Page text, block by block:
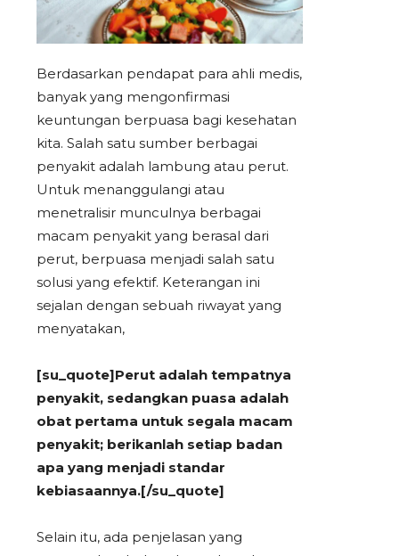
Berdasarkan pendapat para ahli medis,
banyak yang mengonfirmasi
keuntungan berpuasa bagi kesehatan
kita. Salah satu sumber berbagai
penyakit adalah lambung atau perut.
Untuk menanggulangi atau
menetralisir munculnya berbagai
macam penyakit yang berasal dari
perut, berpuasa menjadi salah satu
solusi yang efektif. Keterangan ini
sejalan dengan sebuah riwayat yang
menyatakan,
[su_quote]Perut adalah tempatnya
penyakit, sedangkan puasa adalah
obat pertama untuk segala macam
penyakit; berikanlah setiap badan
apa yang menjadi standar
kebiasaannya.[/su_quote]
Selain itu, ada penjelasan yang